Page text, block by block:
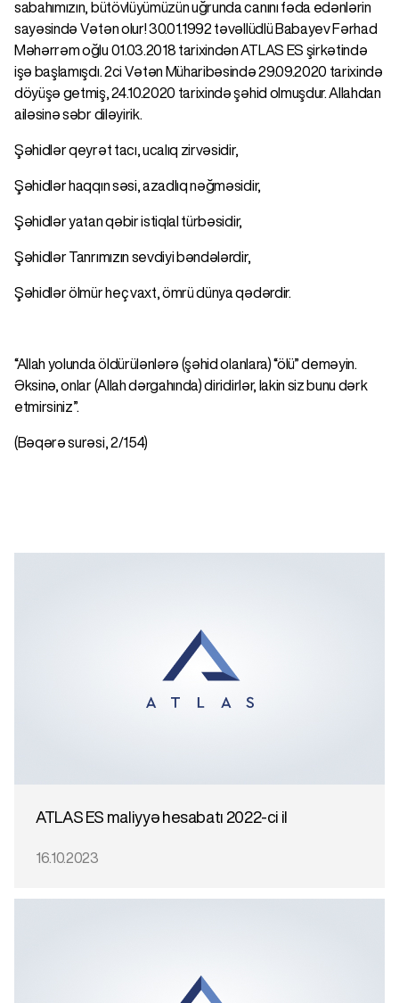
sabahımızın, bütövlüyümüzün uğrunda canını fəda edənlərin
sayəsində Vətən olur! 30.01.1992 təvəllüdlü Babayev Fərhad
Məhərrəm oğlu 01.03.2018 tarixindən ATLAS ES şirkətində
işə başlamışdı. 2ci Vətən Müharibəsində 29.09.2020 tarixində
döyüşə getmiş, 24.10.2020 tarixində şəhid olmuşdur. Allahdan
ailəsinə səbr diləyirik.
Şəhidlər qeyrət tacı, ucalıq zirvəsidir,
Şəhidlər haqqın səsi, azadlıq nəğməsidir,
Şəhidlər yatan qəbir istiqlal türbəsidir,
Şəhidlər Tanrımızın sevdiyi bəndələrdir,
Şəhidlər ölmür heç vaxt, ömrü dünya qədərdir.
“Allah yolunda öldürülənlərə (şəhid olanlara) “ölü” deməyin.
Əksinə, onlar (Allah dərgahında) diridirlər, lakin siz bunu dərk
etmirsiniz”.
(Bəqərə surəsi, 2/154)
ATLAS ES maliyyə hesabatı 2022-ci il
16.10.2023